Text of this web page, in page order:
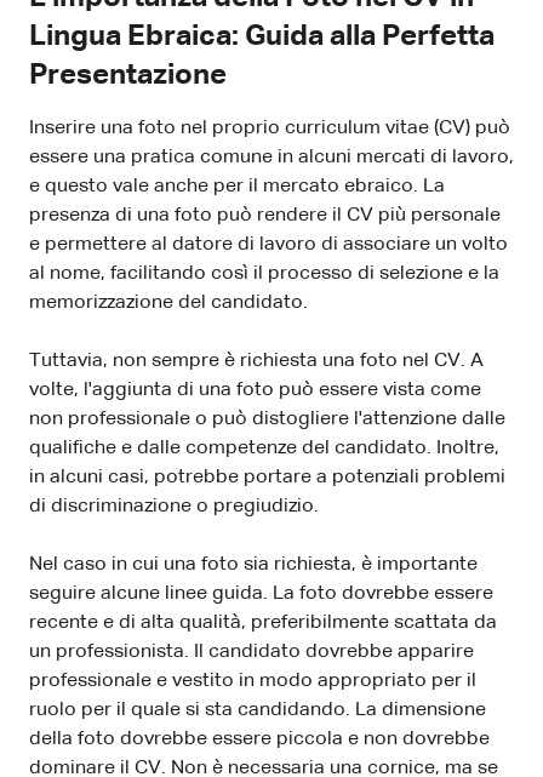
Lingua Ebraica: Guida alla Perfetta
Presentazione
Inserire una foto nel proprio curriculum vitae (CV) può
essere una pratica comune in alcuni mercati di lavoro,
e questo vale anche per il mercato ebraico. La
presenza di una foto può rendere il CV più personale
e permettere al datore di lavoro di associare un volto
al nome, facilitando così il processo di selezione e la
memorizzazione del candidato.
Tuttavia, non sempre è richiesta una foto nel CV. A
volte, l'aggiunta di una foto può essere vista come
non professionale o può distogliere l'attenzione dalle
qualifiche e dalle competenze del candidato. Inoltre,
in alcuni casi, potrebbe portare a potenziali problemi
di discriminazione o pregiudizio.
Nel caso in cui una foto sia richiesta, è importante
seguire alcune linee guida. La foto dovrebbe essere
recente e di alta qualità, preferibilmente scattata da
un professionista. Il candidato dovrebbe apparire
professionale e vestito in modo appropriato per il
ruolo per il quale si sta candidando. La dimensione
della foto dovrebbe essere piccola e non dovrebbe
dominare il CV. Non è necessaria una cornice, ma se